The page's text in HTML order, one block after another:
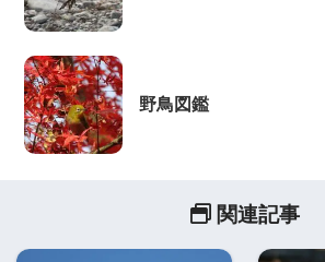
野鳥図鑑
関連記事